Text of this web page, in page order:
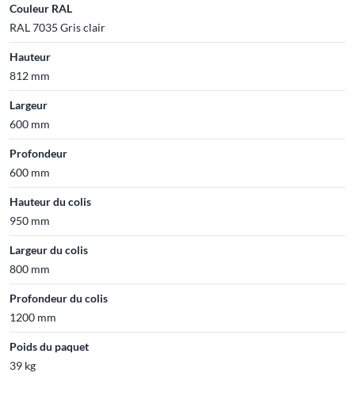
Couleur RAL
RAL 7035 Gris clair
Hauteur
812 mm
Largeur
600 mm
Profondeur
600 mm
Hauteur du colis
950 mm
Largeur du colis
800 mm
Profondeur du colis
1200 mm
Poids du paquet
39 kg